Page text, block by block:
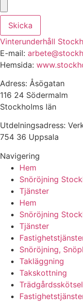
Skicka
Vinterunderhåll
E-mail:
Hemsida:
Adress: Åsögatan
116 24 Södermalm
Stockholms län
Utdelningsadress:
754 36 Uppsala
Navigering
Hem
Snöröjning
Tjänster
Hem
Snöröjning
Tjänster
Snöröjning,
Takläggning
Takskottning
Trädgårdsskötsel